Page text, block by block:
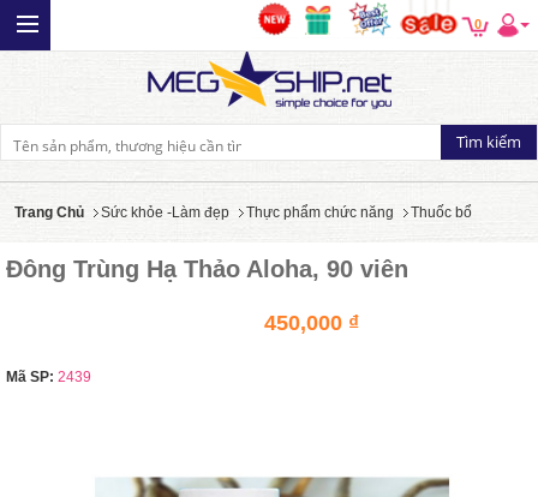
0
Trang Chủ Sức khỏe -Làm đẹp Thực phẩm chức năng Thuốc bổ
Đông Trùng Hạ Thảo Aloha, 90 viên
450,000 ₫
Mã SP: 2439